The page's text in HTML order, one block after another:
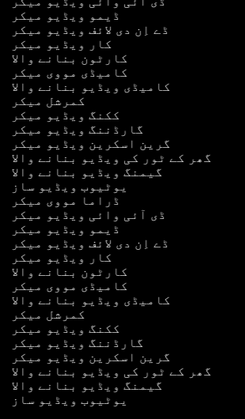
ڈیمو ویڈیو میکر
ڈے اِن دی لائف ویڈیو میکر
کار ویڈیو میکر
کارٹون بنانے والا
کامیڈی مووی میکر
کامیڈی ویڈیو بنانے والا
کمرشل میکر
ککنگ ویڈیو میکر
گارڈننگ ویڈیو میکر
گرین اسکرین ویڈیو میکر
گھر کے ٹور کی ویڈیو بنانے والا
گیمنگ ویڈیو بنانے والا
یوٹیوب ویڈیو ساز
ڈراما مووی میکر
ڈی آئی وائی ویڈیو میکر
ڈیمو ویڈیو میکر
ڈے اِن دی لائف ویڈیو میکر
کار ویڈیو میکر
کارٹون بنانے والا
کامیڈی مووی میکر
کامیڈی ویڈیو بنانے والا
کمرشل میکر
ککنگ ویڈیو میکر
گارڈننگ ویڈیو میکر
گرین اسکرین ویڈیو میکر
گھر کے ٹور کی ویڈیو بنانے والا
گیمنگ ویڈیو بنانے والا
یوٹیوب ویڈیو ساز